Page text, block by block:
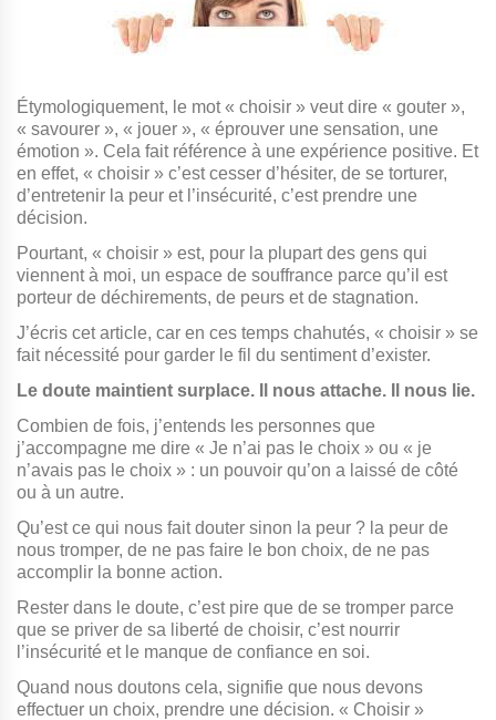
Étymologiquement, le mot « choisir » veut dire « gouter »,
« savourer », « jouer », « éprouver une sensation, une
émotion ». Cela fait référence à une expérience positive. Et
en effet, « choisir » c’est cesser d’hésiter, de se torturer,
d’entretenir la peur et l’insécurité, c’est prendre une
décision.
Pourtant, « choisir » est, pour la plupart des gens qui
viennent à moi, un espace de souffrance parce qu’il est
porteur de déchirements, de peurs et de stagnation.
J’écris cet article, car en ces temps chahutés, « choisir » se
fait nécessité pour garder le fil du sentiment d’exister.
Le doute maintient surplace. Il nous attache. Il nous lie.
Combien de fois, j’entends les personnes que
j’accompagne me dire « Je n’ai pas le choix » ou « je
n’avais pas le choix » : un pouvoir qu’on a laissé de côté
ou à un autre.
Qu’est ce qui nous fait douter sinon la peur ? la peur de
nous tromper, de ne pas faire le bon choix, de ne pas
accomplir la bonne action.
Rester dans le doute, c’est pire que de se tromper parce
que se priver de sa liberté de choisir, c’est nourrir
l’insécurité et le manque de confiance en soi.
Quand nous doutons cela, signifie que nous devons
effectuer un choix, prendre une décision. « Choisir »